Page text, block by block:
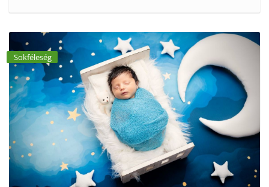
Sokféleség